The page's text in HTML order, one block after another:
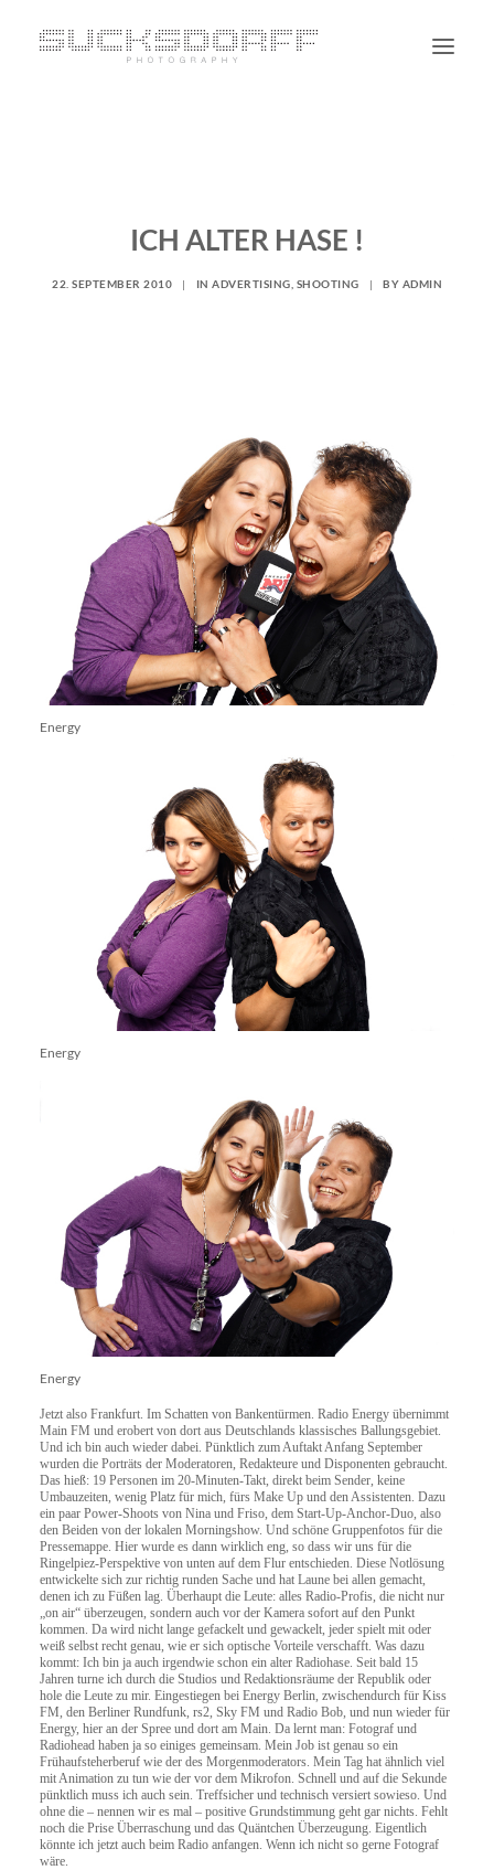
CONTACT
ICH ALTER HASE !
22. SEPTEMBER 2010 | IN ADVERTISING SHOOTING | BY ADMIN
Energy
Energy
Energy
Jetzt also Frankfurt. Im Schatten von Bankentürmen. Radio Energy übernimmt
Main FM und erobert von dort aus Deutschlands klassisches Ballungsgebiet.
Und ich bin auch wieder dabei. Pünktlich zum Auftakt Anfang September
wurden die Porträts der Moderatoren, Redakteure und Disponenten gebraucht.
Das hieß: 19 Personen im 20-Minuten-Takt, direkt beim Sender, keine
Umbauzeiten, wenig Platz für mich, fürs Make Up und den Assistenten. Dazu
ein paar Power-Shoots von Nina und Friso, dem Start-Up-Anchor-Duo, also
den Beiden von der lokalen Morningshow. Und schöne Gruppenfotos für die
Pressemappe. Hier wurde es dann wirklich eng, so dass wir uns für die
Ringelpiez-Perspektive von unten auf dem Flur entschieden. Diese Notlösung
entwickelte sich zur richtig runden Sache und hat Laune bei allen gemacht,
denen ich zu Füßen lag. Überhaupt die Leute: alles Radio-Profis, die nicht nur
„on air“ überzeugen, sondern auch vor der Kamera sofort auf den Punkt
kommen. Da wird nicht lange gefackelt und gewackelt, jeder spielt mit oder
weiß selbst recht genau, wie er sich optische Vorteile verschafft. Was dazu
kommt: Ich bin ja auch irgendwie schon ein alter Radiohase. Seit bald 15
Jahren turne ich durch die Studios und Redaktionsräume der Republik oder
hole die Leute zu mir. Eingestiegen bei Energy Berlin, zwischendurch für Kiss
FM, den Berliner Rundfunk, rs2, Sky FM und Radio Bob, und nun wieder für
Energy, hier an der Spree und dort am Main. Da lernt man: Fotograf und
Radiohead haben ja so einiges gemeinsam. Mein Job ist genau so ein
Frühaufsteherberuf wie der des Morgenmoderators. Mein Tag hat ähnlich viel
mit Animation zu tun wie der vor dem Mikrofon. Schnell und auf die Sekunde
pünktlich muss ich auch sein. Treffsicher und technisch versiert sowieso. Und
ohne die – nennen wir es mal – positive Grundstimmung geht gar nichts. Fehlt
noch die Prise Überraschung und das Quäntchen Überzeugung. Eigentlich
könnte ich jetzt auch beim Radio anfangen. Wenn ich nicht so gerne Fotograf
wäre.